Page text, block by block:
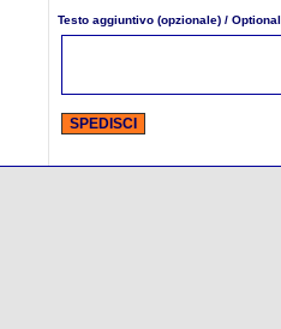
Testo aggiuntivo (opzionale) /